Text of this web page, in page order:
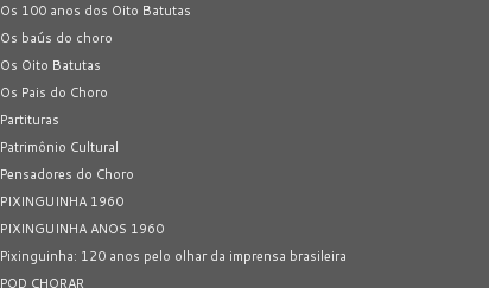
Os 100 anos dos Oito Batutas
Os baús do choro
Os Oito Batutas
Os Pais do Choro
Partituras
Patrimônio Cultural
Pensadores do Choro
PIXINGUINHA 1960
PIXINGUINHA ANOS 1960
Pixinguinha: 120 anos pelo olhar da imprensa brasileira
POD CHORAR